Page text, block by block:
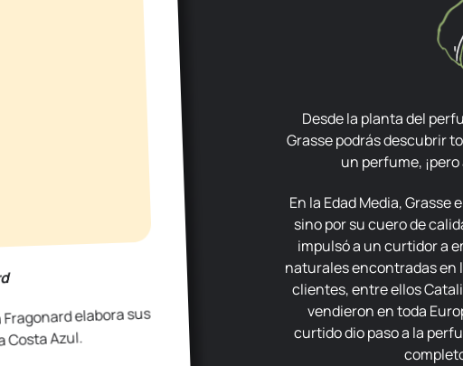
elabora sus
Costa Azul.
Desde la planta del perfume hasta el perfume mismo, en
Grasse podrás descubrir
un perfume,
En la Edad Media, Grasse era conocida, no por sus perfumes,
sino por su cuero de
impulsó a un curtidor a
naturales encontradas en
clientes, entre ellos
vendieron en toda
curtido dio paso a la